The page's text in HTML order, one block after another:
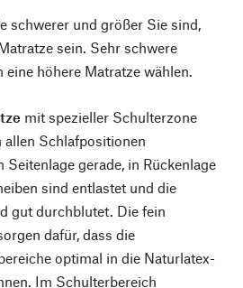
schwerer und größer Sie sind,
sein. Sehr schwere
eine höhere Matratze wählen.
mit spezieller Schulterzone
Schlafpositionen
gerade, in Rückenlage
sind entlastet und die
gut durchblutet. Die fein
dafür, dass die
optimal in die Naturlatex-
Im Schulterbereich